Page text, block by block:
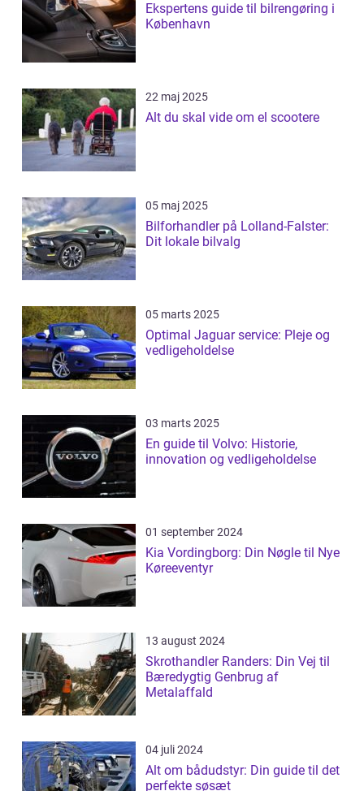
Ekspertens guide til bilrengøring i
København
22 maj 2025
Alt du skal vide om el scootere
05 maj 2025
Bilforhandler på Lolland-Falster:
Dit lokale bilvalg
05 marts 2025
Optimal Jaguar service: Pleje og
vedligeholdelse
03 marts 2025
En guide til Volvo: Historie,
innovation og vedligeholdelse
01 september 2024
Kia Vordingborg: Din Nøgle til Nye
Køreeventyr
13 august 2024
Skrothandler Randers: Din Vej til
Bæredygtig Genbrug af
Metalaffald
04 juli 2024
Alt om bådudstyr: Din guide til det
perfekte søsæt